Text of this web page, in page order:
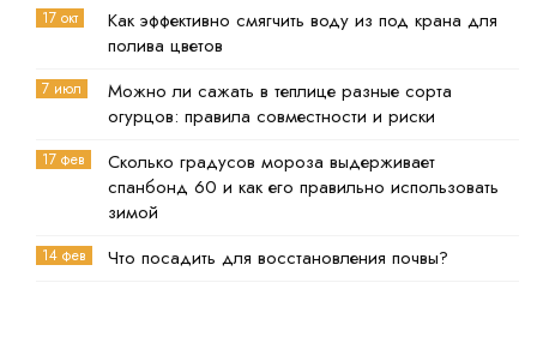
17 окт
Как эффективно смягчить воду из под крана для
полива цветов
7 июл
Можно ли сажать в теплице разные сорта
огурцов: правила совместности и риски
17 фев
Сколько градусов мороза выдерживает
спанбонд 60 и как его правильно использовать
зимой
14 фев Что посадить для восстановления почвы?